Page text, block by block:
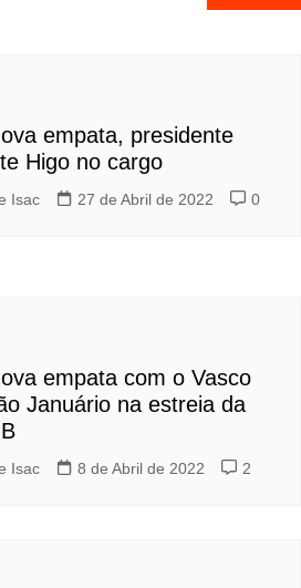
empata, presidente
Higo no cargo
Isac 27 de Abril de 2022 0
empata com o Vasco
Januário na estreia da
Isac 8 de Abril de 2022 2